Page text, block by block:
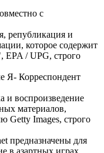
с
републикация и
которое содержит
EPA / UPG, строго
Я- Корреспондент
и воспроизведение
материалов,
Getty Images, строго
предназначены для
в азартных играх